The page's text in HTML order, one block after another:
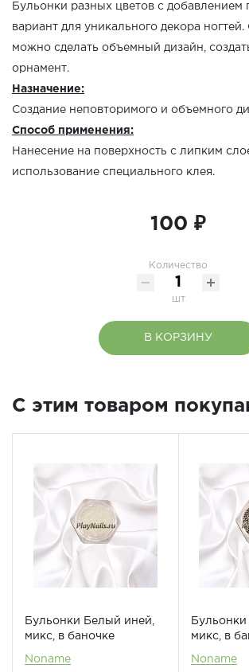
Бульонки разных цветов с добавлением
вариант для уникального декора
можно сделать объемный дизайн,
орнамент.
Назначение:
Создание неповторимого и объемного
Способ применения:
Нанесение на поверхность с липким
использование специального клея.
100 ₽
Количество
шт
В КОРЗИНУ
C этим товаром
Бульонки Белый иней,
микс, в баночке
Noname
Бульонки
микс, в
Noname